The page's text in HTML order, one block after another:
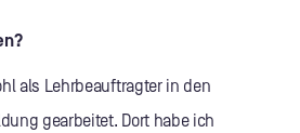
als Lehrbeauftragter in den
gearbeitet. Dort habe ich